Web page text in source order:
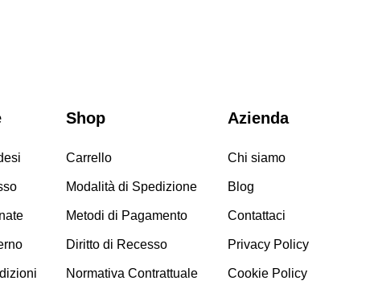
Shop
Carrello
Modalità di Spedizione
Metodi di Pagamento
Diritto di Recesso
Normativa Contrattuale
Azienda
Chi siamo
Blog
Contattaci
Privacy Policy
Cookie Policy